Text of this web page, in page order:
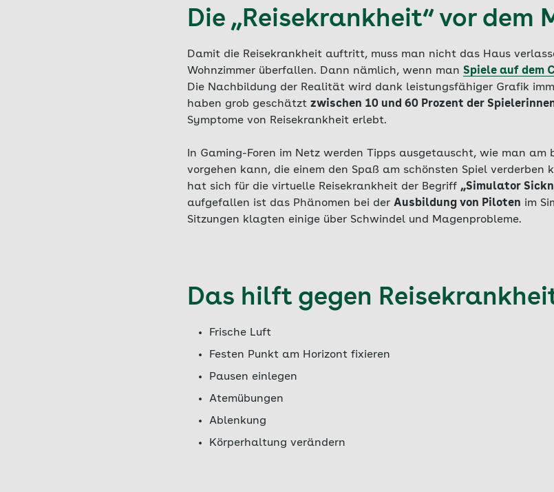
Die „Reisekrankheit“ vor dem
Damit die Reisekrankheit auftritt, muss man nicht das Haus
Wohnzimmer überfallen. Dann nämlich, wenn man Spiele auf dem
Die Nachbildung der Realität wird dank leistungsfähiger Grafik
haben grob geschätzt zwischen 10 und 60 Prozent der
Symptome von Reisekrankheit erlebt.
In Gaming-Foren im Netz werden Tipps ausgetauscht, wie man am
vorgehen kann, die einem den Spaß am schönsten Spiel verderben
hat sich für die virtuelle Reisekrankheit der Begriff „Simulator
aufgefallen ist das Phänomen bei der Ausbildung von Piloten im
Sitzungen klagten einige über Schwindel und Magenprobleme.
Das hilft gegen
Frische Luft
Festen Punkt am Horizont fixieren
Pausen einlegen
Atemübungen
Ablenkung
Körperhaltung verändern